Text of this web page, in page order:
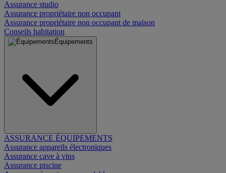
Assurance studio
Assurance propriétaire non occupant
Assurance propriétaire non occupant de maison
Conseils habitation
Équipements
ASSURANCE ÉQUIPEMENTS
Assurance appareils électroniques
Assurance cave à vins
Assurance piscine